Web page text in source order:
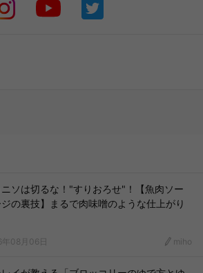
ソは切るな！"すりおろせ"！【魚肉ソー
の裏技】まるで肉味噌のような仕上がり
08月06日 miho